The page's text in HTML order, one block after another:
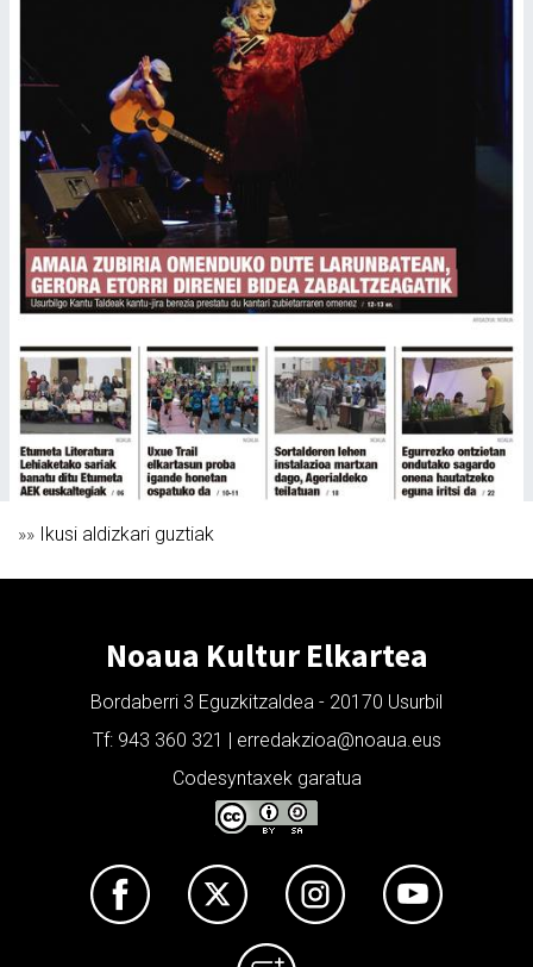
»» Ikusi aldizkari guztiak
Noaua Kultur Elkartea
Bordaberri 3 Eguzkitzaldea - 20170 Usurbil
Tf: 943 360 321 | erredakzioa@noaua.eus
Codesyntaxek garatua